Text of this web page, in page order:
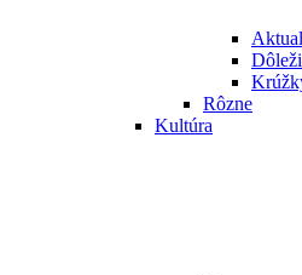
Rôzne
Kultúra